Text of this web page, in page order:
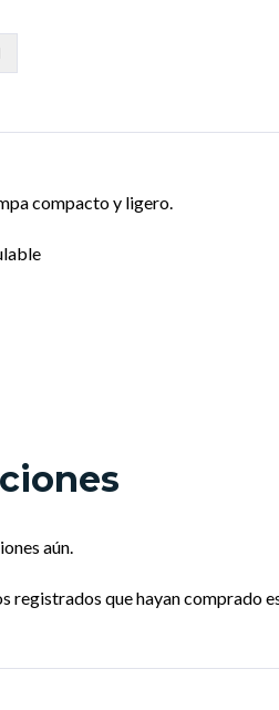
compacto y ligero.
aún.
registrados que hayan comprado